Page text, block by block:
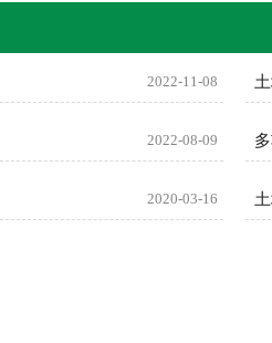
2022-11-08
2022-08-09
2020-03-16